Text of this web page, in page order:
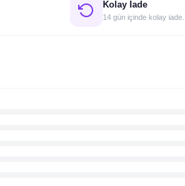
Kolay İade
14 gün içinde kolay iade.